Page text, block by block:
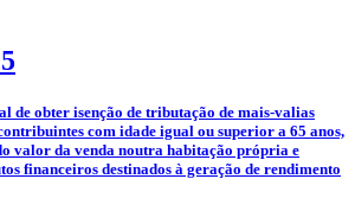
de obter isenção de tributação de mais-valias
com idade igual ou superior a 65 anos,
valor da venda noutra habitação própria e
financeiros destinados à geração de rendimento